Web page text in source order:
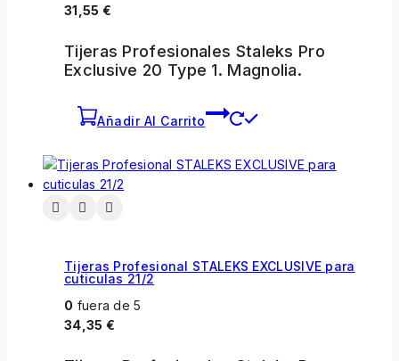
31,55 €
Tijeras Profesionales Staleks Pro
Exclusive 20 Type 1. Magnolia.
Añadir Al Carrito
Tijeras Profesional STALEKS EXCLUSIVE para
cuticulas 21/2
0 fuera de 5
34,35 €